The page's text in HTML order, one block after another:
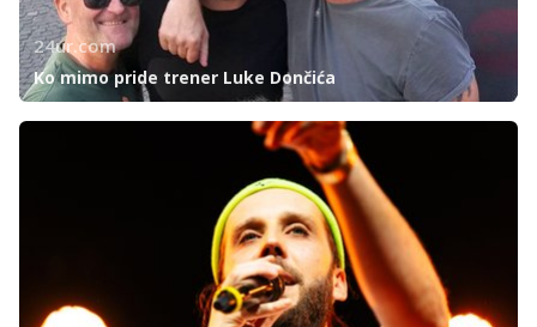
24ur.com
Ko mimo pride trener Luke Dončića